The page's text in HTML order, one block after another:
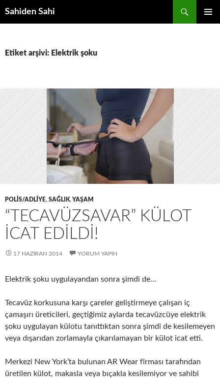
Sahiden Sahi
Etiket arşivi: Elektrik şoku
POLIS/ADLIYE, SAĞLIK,YAŞAM
“TECAVÜZSAVAR” KÜLOT
İCAT EDİLDİ!
17 HAZIRAN 2014 YORUM YAPIN
Elektrik şoku uygulayandan sonra şimdi de…
Tecavüz korkusuna karşı çareler geliştirmeye çalışan iç
çamaşırı üreticileri, geçtiğimiz aylarda tecavüzcüye elektrik
şoku uygulayan külotu tanıttıktan sonra şimdi de kesilemeyen
veya dışarıdan zorlamayla çıkarılamayan bir külot icat etti.
Merkezi New York’ta bulunan AR Wear firması tarafından
üretilen külot, makasla veya bıçakla kesilemiyor ve sahibi